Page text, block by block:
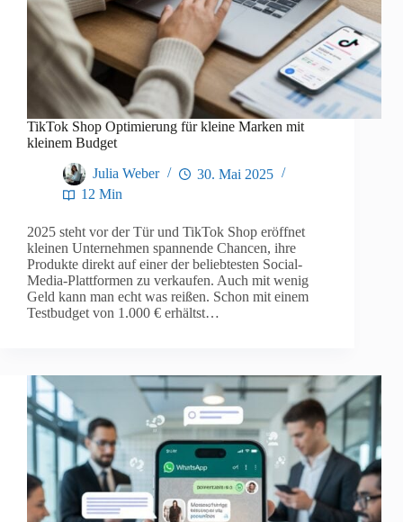
TikTok Shop Optimierung für kleine Marken mit
kleinem Budget
Julia Weber
30. Mai 2025
12 Min
2025 steht vor der Tür und TikTok Shop eröffnet
kleinen Unternehmen spannende Chancen, ihre
Produkte direkt auf einer der beliebtesten Social-
Media-Plattformen zu verkaufen. Auch mit wenig
Geld kann man echt was reißen. Schon mit einem
Testbudget von 1.000 € erhältst…